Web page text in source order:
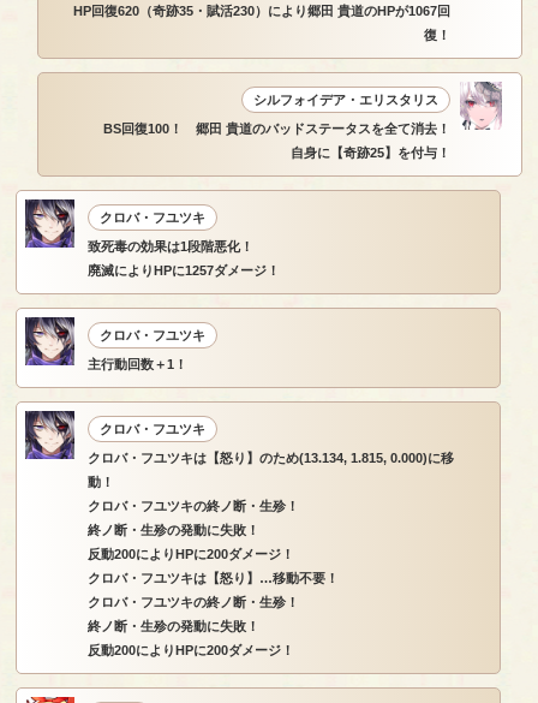
HP回復620（奇跡35・賦活230）により郷田 貴道のHPが1067回
復！
シルフォイデア・エリスタリス
BS回復100！ 郷田 貴道のバッドステータスを全て消去！
自身に【奇跡25】を付与！
クロバ・フユツキ
致死毒の効果は1段階悪化！
廃滅によりHPに1257ダメージ！
クロバ・フユツキ
主行動回数＋1！
クロバ・フユツキ
クロバ・フユツキは【怒り】のため(13.134, 1.815, 0.000)に移
動！
クロバ・フユツキの終ノ断・生殄！
終ノ断・生殄の発動に失敗！
反動200によりHPに200ダメージ！
クロバ・フユツキは【怒り】…移動不要！
クロバ・フユツキの終ノ断・生殄！
終ノ断・生殄の発動に失敗！
反動200によりHPに200ダメージ！